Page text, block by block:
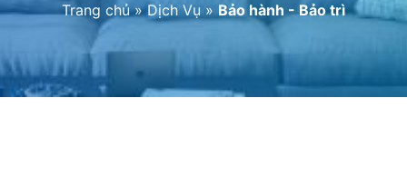
Trang chủ»Dịch Vụ » Bảo hành - Bảo trì